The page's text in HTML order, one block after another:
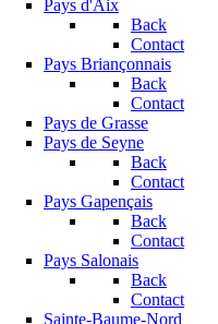
Pays d'Aix
Back
Contact
Pays Briançonnais
Back
Contact
Pays de Grasse
Pays de Seyne
Back
Contact
Pays Gapençais
Back
Contact
Pays Salonais
Back
Contact
Sainte-Baume-Nord